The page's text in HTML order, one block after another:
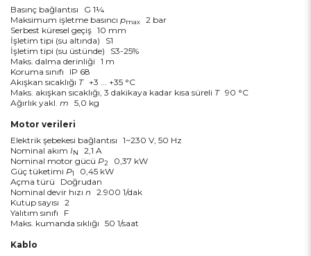
Basınç bağlantısı
G 1¼
Maksimum işletme basıncı pmax
2 bar
Serbest küresel geçiş 10 mm
İşletim tipi (su altında)
S1
İşletim tipi (su üstünde)
S3-25%
Maks. dalma derinliği 1 m
Koruma sınıfı
IP 68
Akışkan sıcaklığı T +3 ... +35 °C
Maks. akışkan sıcaklığı, 3 dakikaya kadar kısa süreli T 90 °C
Ağırlık yakl. m 5,0 kg
Motor verileri
Elektrik şebekesi bağlantısı 1~230 V, 50 Hz
Nominal akım IN
2,1 A
Nominal motor gücü P2
0,37 kW
Güç tüketimi P1
0,45 kW
Açma türü
Doğrudan
Nominal devir hızı n 2.900 1/dak
Kutup sayısı 2
Yalıtım sınıfı
F
Maks. kumanda sıklığı 50 1/saat
Kablo